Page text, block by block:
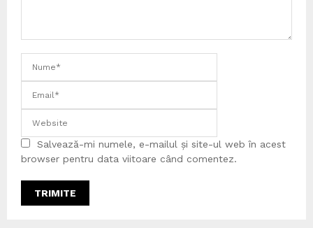
Salvează-mi numele, e-mailul și site-ul web în acest
browser pentru data viitoare când comentez.